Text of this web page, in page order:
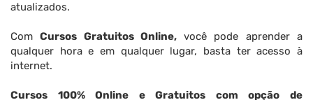
atualizados.
ComCursos Gratuitos Online,você pode aprender a
qualquer hora e em qualquer lugar, basta ter acesso à
internet.
Cursos 100% Online e Gratuitos com opção de